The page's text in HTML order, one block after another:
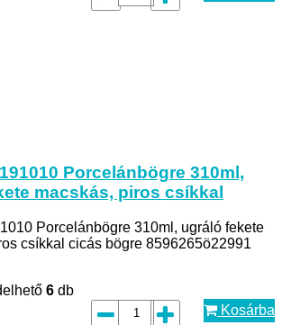
Porcelánbögre 310ml,
macskás, piros csíkkal
Porcelánbögre 310ml, ugráló fekete
csíkkal cicás bögre 8596265ö22991
6 db
Kosárba